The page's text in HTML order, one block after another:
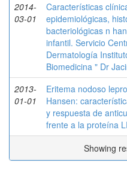
2014-
03-01
Características
epidemiológicas,
bacteriológicas n
infantil. Servicio
Dermatología
Biomedicina " Dr
2013-
01-01
Eritema nodoso
Hansen:
y respuesta de
frente a la proteína
Showing